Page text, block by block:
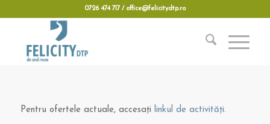
0726 474 717 / office@felicitydtp.ro
Pentru ofertele actuale, accesați linkul de activități.